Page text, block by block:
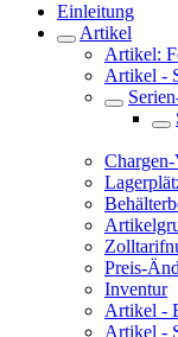
Einleitung
Artikel
Artikel:
Artikel -
Preis-
Inventur
Artikel -
Artikel -